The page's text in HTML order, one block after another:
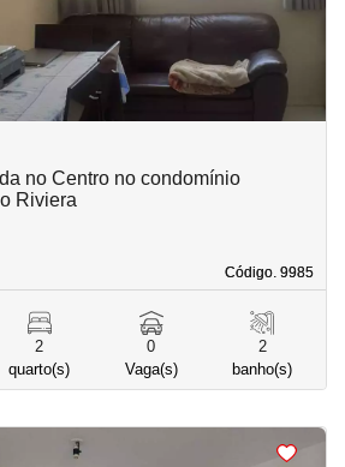
Código. 9985
Código. 9985
no Centro no condomínio
Riviera
2
quarto(s)
0
Vaga(s)
2
banho(s)